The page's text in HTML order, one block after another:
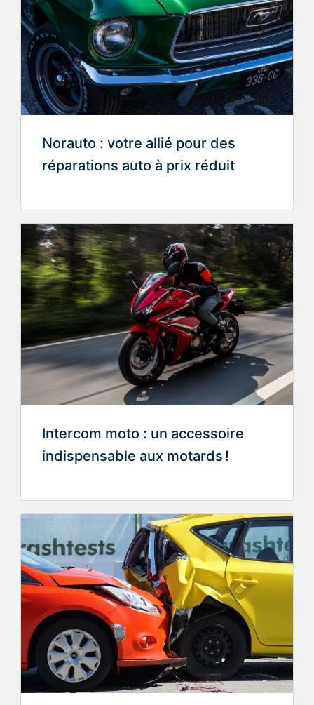
Norauto : votre allié pour des
réparations auto à prix réduit
Intercom moto : un accessoire
indispensable aux motards !